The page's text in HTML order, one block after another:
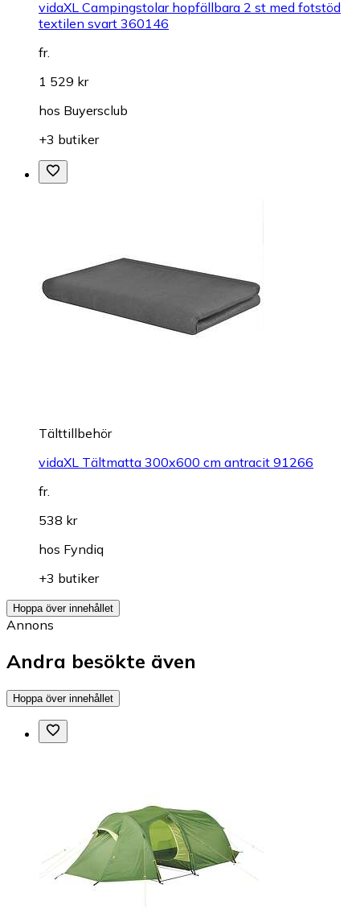
vidaXL Campingstolar hopfällbara 2 st med fotstöd
textilen svart 360146
fr.
1 529 kr
hos Buyersclub
+3 butiker
Tälttillbehör
vidaXL Tältmatta 300x600 cm antracit 91266
fr.
538 kr
hos Fyndiq
+3 butiker
Hoppa över innehållet
Annons
Andra besökte även
Hoppa över innehållet